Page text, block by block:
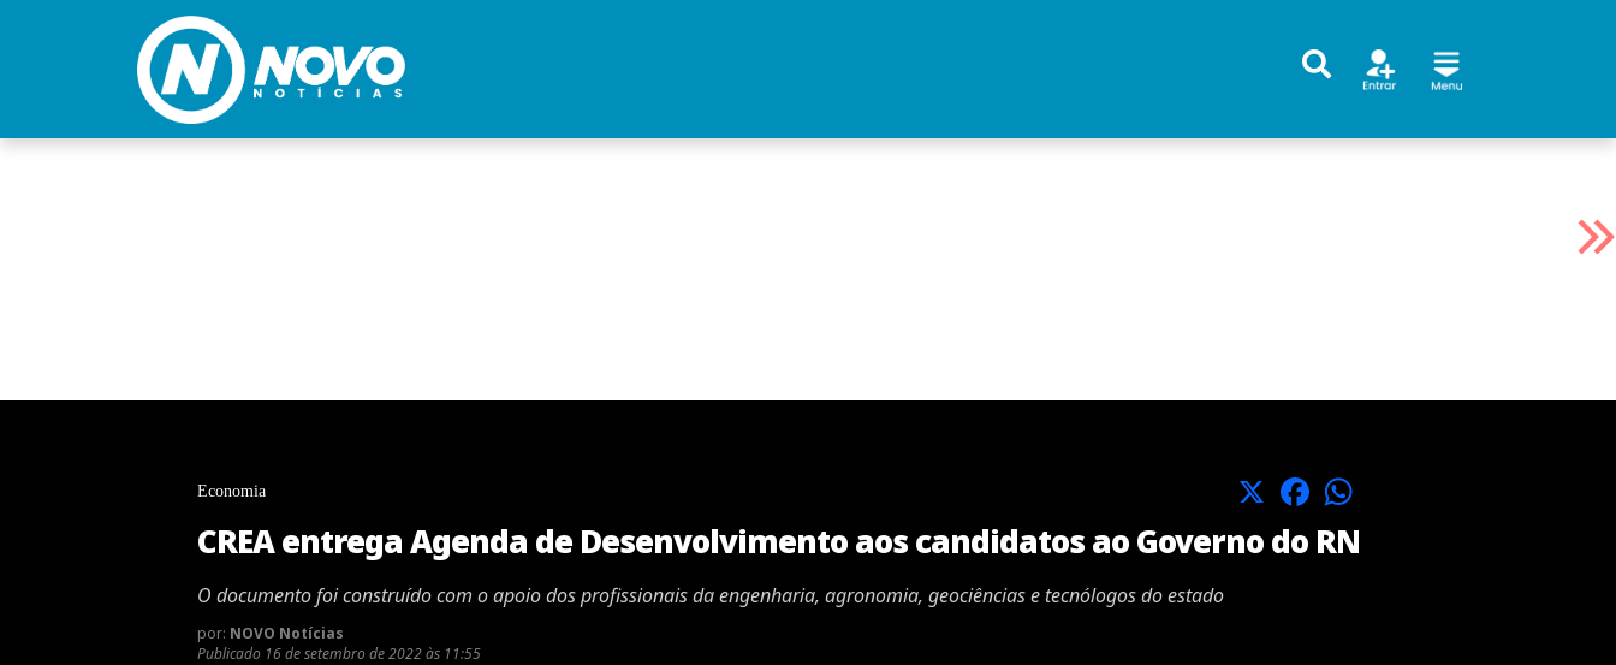
Economia X Facebook
CREA entrega Agenda de Desenvolvimento aos candidatos ao Governo do RN
O documento foi construído com o apoio dos profissionais da engenharia, agronomia, geociências e tecnólogos do estado
por: NOVO Notícias
Publicado 16 de setembro de 2022 às 11:55